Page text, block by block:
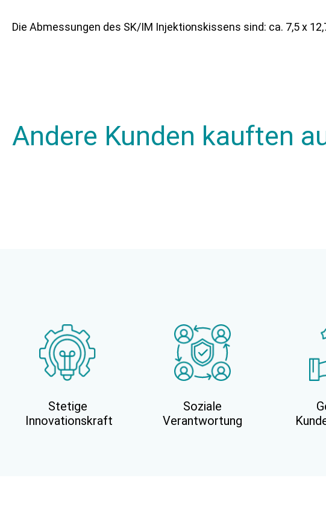
Die Abmessungen des SK/IM Injektionskissens sind: ca. 7,5 x
Andere Kunden kauften
Stetige
Innovationskraft
Soziale
Verantwortung